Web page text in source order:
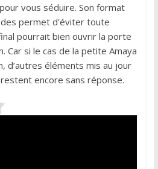
vous séduire. Son format
permet d’éviter toute
pourrait bien ouvrir la porte
Car si le cas de la petite Amaya
d’autres éléments mis au jour
encore sans réponse.